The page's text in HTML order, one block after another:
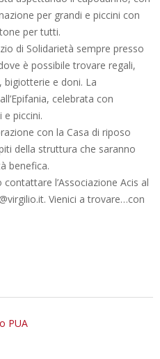
per grandi e piccini con
per tutti.
di Solidarietà sempre presso
è possibile trovare regali,
e doni. La
celebrata con
e piccini.
con la Casa di riposo
della struttura che saranno
benefica.
l’Associazione Acis al
Vienici a trovare…con
PUA